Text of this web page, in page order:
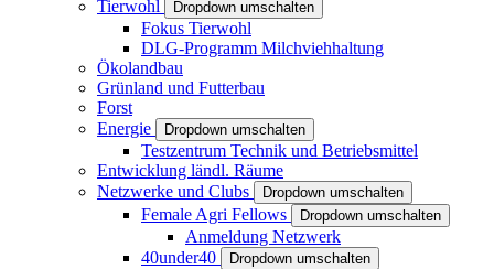
Tierwohl
Dropdown umschalten
Fokus Tierwohl
DLG-Programm Milchviehhaltung
Ökolandbau
Grünland und Futterbau
Forst
Energie
Dropdown umschalten
Testzentrum Technik und Betriebsmittel
Entwicklung ländl. Räume
Netzwerke und Clubs
Dropdown umschalten
Female Agri Fellows Dropdown umschalten
Anmeldung Netzwerk
40under40
Dropdown umschalten